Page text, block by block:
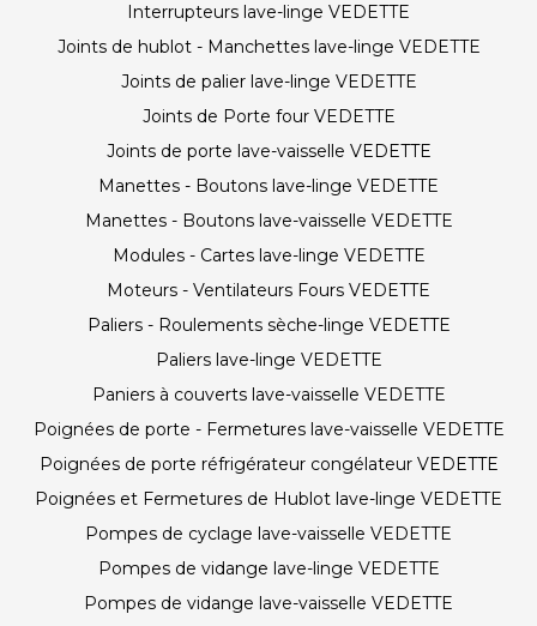
Interrupteurs lave-linge VEDETTE
Joints de hublot - Manchettes lave-linge VEDETTE
Joints de palier lave-linge VEDETTE
Joints de Porte four VEDETTE
Joints de porte lave-vaisselle VEDETTE
Manettes - Boutons lave-linge VEDETTE
Manettes - Boutons lave-vaisselle VEDETTE
Modules - Cartes lave-linge VEDETTE
Moteurs - Ventilateurs Fours VEDETTE
Paliers - Roulements sèche-linge VEDETTE
Paliers lave-linge VEDETTE
Paniers à couverts lave-vaisselle VEDETTE
Poignées de porte - Fermetures lave-vaisselle VEDETTE
Poignées de porte réfrigérateur congélateur VEDETTE
Poignées et Fermetures de Hublot lave-linge VEDETTE
Pompes de cyclage lave-vaisselle VEDETTE
Pompes de vidange lave-linge VEDETTE
Pompes de vidange lave-vaisselle VEDETTE